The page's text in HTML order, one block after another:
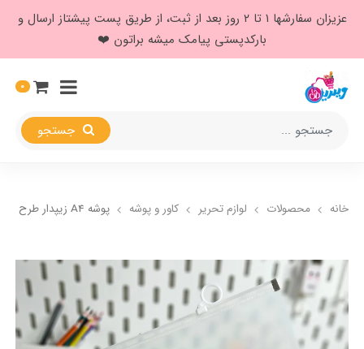
عزیزان سفارشها ۱ تا ۲ روز بعد از ثبت، از طریق پست پیشتاز ارسال و
بارکدپستی پیامک میشه براتون ❤️
0
خانه محصولات لوازم تحریر کاور و پوشه پوشه A4 زیپدار طرح دختر باغبان